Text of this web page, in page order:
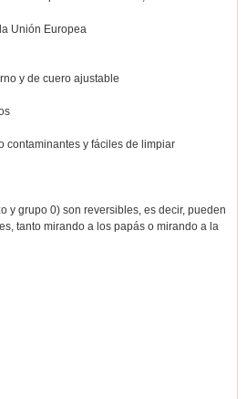
Unión Europea
y de cuero ajustable
contaminantes y fáciles de limpiar
y grupo 0) son reversibles, es decir, pueden
tanto mirando a los papás o mirando a la